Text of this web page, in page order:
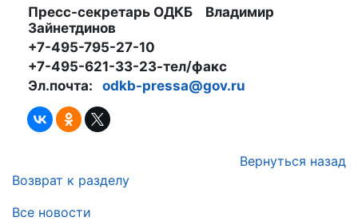
Пресс-секретарь ОДКБ Владимир
Зайнетдинов
+7-495-795-27-10
+7-495-621-33-23-тел/факс
Эл.почта:
odkb-pressa@gov.ru
Вернуться назад
Возврат к разделу
Все новости